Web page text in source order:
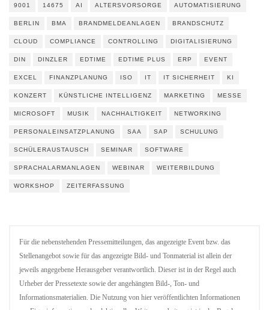
9001 14675 AI ALTERSVORSORGE AUTOMATISIERUNG
BERLIN BMA BRANDMELDEANLAGEN BRANDSCHUTZ
CLOUD COMPLIANCE CONTROLLING DIGITALISIERUNG
DIN DINZLER EDTIME EDTIME PLUS ERP EVENT
EXCEL FINANZPLANUNG ISO IT IT SICHERHEIT KI
KONZERT KÜNSTLICHE INTELLIGENZ MARKETING MESSE
MICROSOFT MUSIK NACHHALTIGKEIT NETWORKING
PERSONALEINSATZPLANUNG SAA SAP SCHULUNG
SCHÜLERAUSTAUSCH SEMINAR SOFTWARE
SPRACHALARMANLAGEN WEBINAR WEITERBILDUNG
WORKSHOP ZEITERFASSUNG
Für die nebenstehenden Pressemitteilungen, das angezeigte Event bzw. das
Stellenangebot sowie für das angezeigte Bild- und Tonmaterial ist allein der
jeweils angegebene Herausgeber verantwortlich. Dieser ist in der Regel auch
Urheber der Pressetexte sowie der angehängten Bild-, Ton- und
Informationsmaterialien. Die Nutzung von hier veröffentlichten Informationen